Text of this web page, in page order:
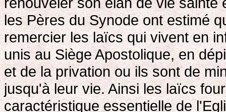
les Pères du Synode ont estimé
remercier les laïcs qui vivent en
unis au Siège Apostolique, en
et de la privation ou ils sont de
jusqu'à leur vie. Ainsi les laïcs
caractéristique essentielle de